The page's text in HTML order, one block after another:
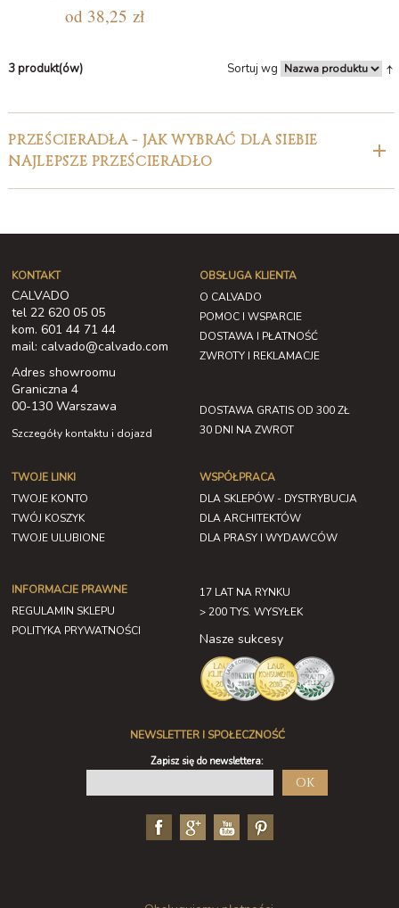
od 38,25 zł
3 produkt(ów) Sortuj wg
PRZEŚCIERADŁA - JAK WYBRAĆ DLA SIEBIE
NAJLEPSZE PRZEŚCIERADŁO
KONTAKT
CALVADO
tel 22 620 05 05
kom. 601 44 71 44
mail: calvado@calvado.com
Adres showroomu
Graniczna 4
00-130 Warszawa
Szczegóły kontaktu i dojazd
OBSŁUGA KLIENTA
O CALVADO
POMOC I WSPARCIE
DOSTAWA I PŁATNOŚĆ
ZWROTY I REKLAMACJE
DOSTAWA GRATIS OD 300 ZŁ
30 DNI NA ZWROT
TWOJE LINKI
TWOJE KONTO
TWÓJ KOSZYK
TWOJE ULUBIONE
INFORMACJE PRAWNE
REGULAMIN SKLEPU
POLITYKA PRYWATNOŚCI
WSPÓŁPRACA
DLA SKLEPÓW - DYSTRYBUCJA
DLA ARCHITEKTÓW
DLA PRASY I WYDAWCÓW
17 LAT NA RYNKU
> 200 TYS. WYSYŁEK
Nasze sukcesy
NEWSLETTER I SPOŁECZNOŚĆ
Zapisz się do newslettera:
OK